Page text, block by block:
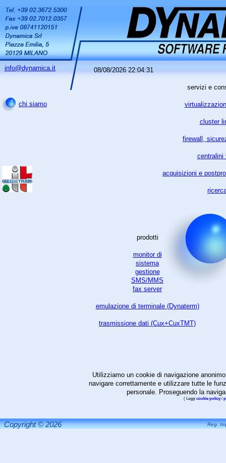
info@dynamica.it
chi siamo
08/08/2026 22:04:31
servizi e
cluster
firewall,
centralini
acquisizioni e
prodotti
monitor di
sistema
gestione
SMS/MMS
fax server
emulazione di terminale (Dynaterm)
trasmissione dati (Cux+CuxTMT)
Utilizziamo un cookie di navigazione
navigare correttamente e utilizzare tutte le
personale. Proseguendo la
( Leggi cookie policy/
Copyright © 2026 Reg.